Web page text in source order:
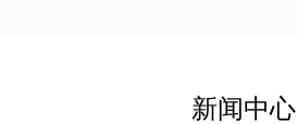
新闻中心